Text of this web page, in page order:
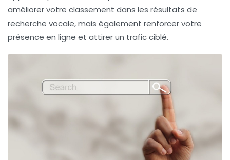
améliorer votre classement dans les résultats de
recherche vocale, mais également renforcer votre
présence en ligne et attirer un trafic ciblé.